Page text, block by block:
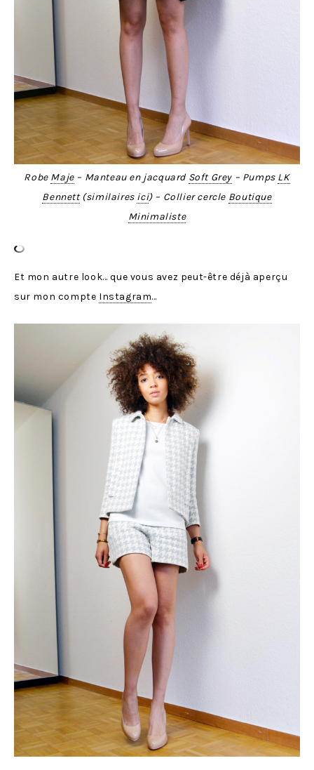
Robe Maje– Manteau en jacquard Soft Grey – Pumps LK
Bennett(similaires ici) – Collier cercle Boutique
Minimaliste
Et mon autre look… que vous avez peut-être déjà aperçu
sur mon compte Instagram…